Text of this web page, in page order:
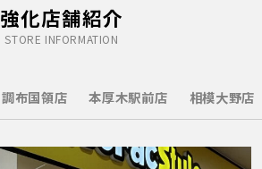
強化店舗紹介
STORE INFORMATION
調布国領店 本厚木駅前店 相模大野店